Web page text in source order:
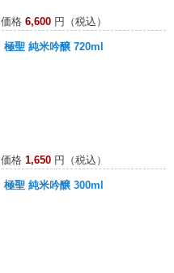
価格 6,600円（税込）
極聖 純米吟醸 720ml
価格 1,650円（税込）
極聖 純米吟醸 300ml